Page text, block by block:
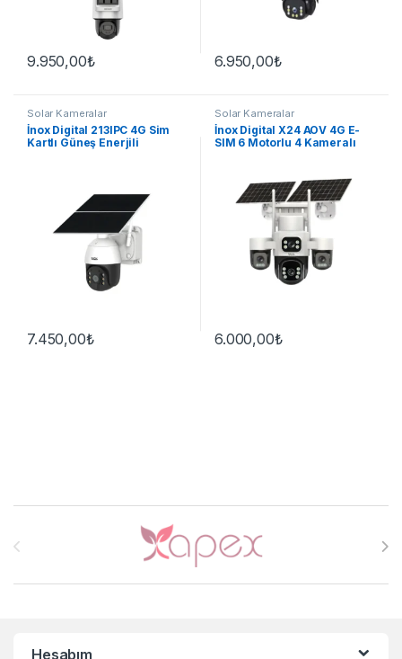
9.950,00₺ 6.950,00₺
Solar Kameralar
İnox Digital 213IPC 4G Sim
Kartlı Güneş Enerjili
7.450,00₺
Solar Kameralar
İnox Digital X24 AOV 4G E-
SIM 6 Motorlu 4 Kameralı
6.000,00₺
Brands Carousel
Hesabım